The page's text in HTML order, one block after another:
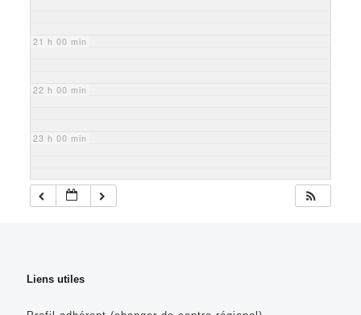
21 h 00 min
22 h 00 min
23 h 00 min
Liens utiles